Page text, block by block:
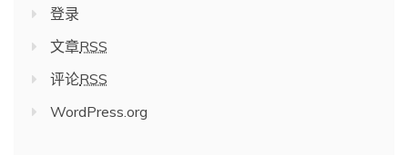
登录
文章RSS
评论RSS
WordPress.org